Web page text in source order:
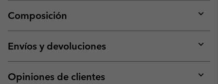
Composición
or
Envíos y devoluciones
or
Opiniones de clientes